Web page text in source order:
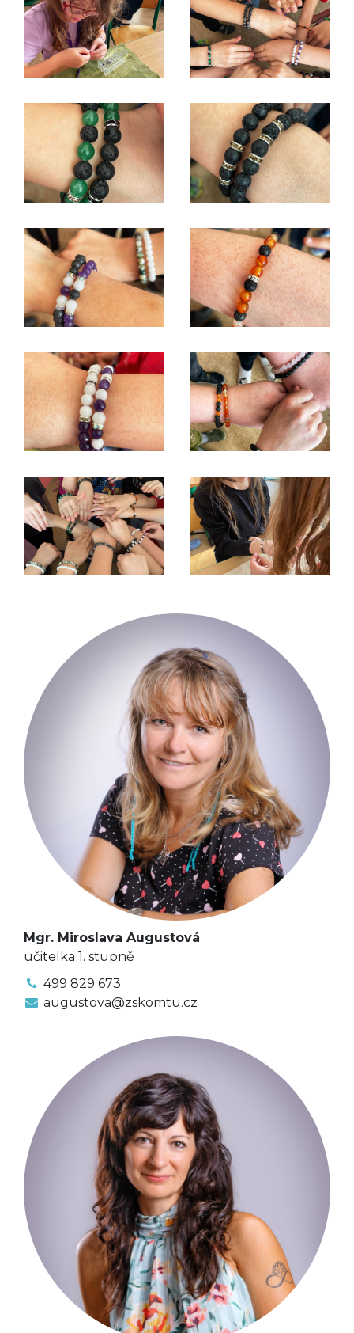
Mgr. Miroslava Augustová
učitelka 1. stupně
499 829 673
augustova@zskomtu.cz